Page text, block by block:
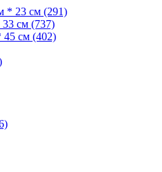
* 23 см (291)
см (737)
45 см (402)